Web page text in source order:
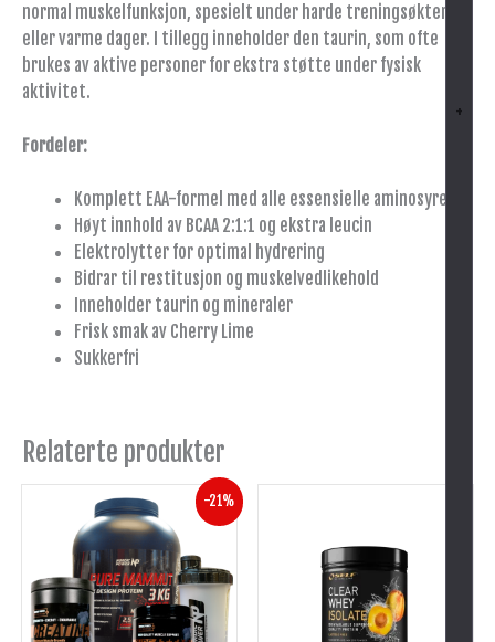
+
normal muskelfunksjon, spesielt under harde treningsøkter
eller varme dager. I tillegg inneholder den taurin, som ofte
brukes av aktive personer for ekstra støtte under fysisk
aktivitet.
Fordeler:
Komplett EAA-formel med alle essensielle aminosyrer
Høyt innhold av BCAA 2:1:1 og ekstra leucin
Elektrolytter for optimal hydrering
Bidrar til restitusjon og muskelvedlikehold
Inneholder taurin og mineraler
Frisk smak av Cherry Lime
Sukkerfri
Relaterte produkter
-21%
Opprinnelig
pris
var:
kr 1,437.
Nåværende
pris
er:
kr 1,129.
Dette
produktet
har
flere
varianter.
Alternativene
har
flere
varianter.
Alternativene